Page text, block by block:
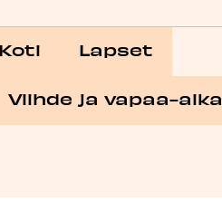
Koti Lapset
Viihde ja vapaa-aika